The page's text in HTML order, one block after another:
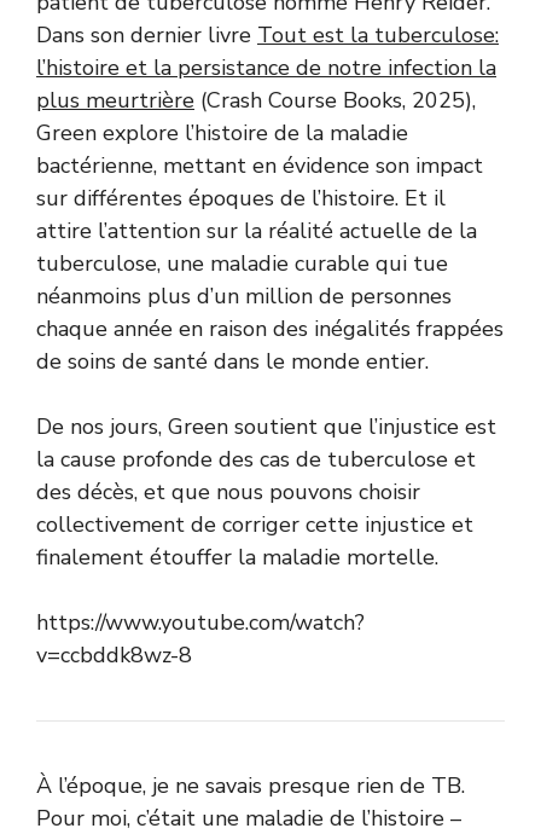
Dans son dernier livre Tout est la tuberculose:
l’histoire et la persistance de notre infection la
plus meurtrière (Crash Course Books, 2025),
Green explore l’histoire de la maladie
bactérienne, mettant en évidence son impact
sur différentes époques de l’histoire. Et il
attire l’attention sur la réalité actuelle de la
tuberculose, une maladie curable qui tue
néanmoins plus d’un million de personnes
chaque année en raison des inégalités frappées
de soins de santé dans le monde entier.
De nos jours, Green soutient que l’injustice est
la cause profonde des cas de tuberculose et
des décès, et que nous pouvons choisir
collectivement de corriger cette injustice et
finalement étouffer la maladie mortelle.
https://www.youtube.com/watch?
v=ccbddk8wz-8
À l’époque, je ne savais presque rien de TB.
Pour moi, c’était une maladie de l’histoire –